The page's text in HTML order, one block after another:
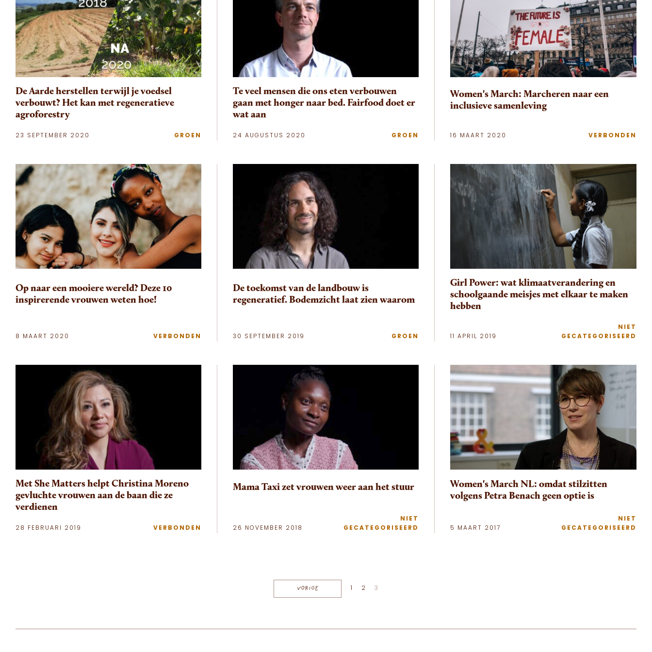
De Aarde herstellen terwijl je voedsel
verbouwt? Het kan met regeneratieve
agroforestry
23 SEPTEMBER 2020 GROEN
Te veel mensen die ons eten verbouwen
gaan met honger naar bed. Fairfood doet er
wat aan
24 AUGUSTUS 2020 GROEN
Women's March: Marcheren naar een
inclusieve samenleving
16 MAART 2020 VERBONDEN
Op naar een mooiere wereld? Deze 10
inspirerende vrouwen weten hoe!
8 MAART 2020 VERBONDEN
De toekomst van de landbouw is
regeneratief. Bodemzicht laat zien waarom
30 SEPTEMBER 2019 GROEN
Girl Power: wat klimaatverandering en
schoolgaande meisjes met elkaar te maken
hebben
11 APRIL 2019
NIET
GECATEGORISEERD
Met She Matters helpt Christina Moreno
gevluchte vrouwen aan de baan die ze
verdienen
28 FEBRUARI 2019 VERBONDEN
Mama Taxi zet vrouwen weer aan het stuur
26 NOVEMBER 2018
NIET
GECATEGORISEERD
Women's March NL: omdat stilzitten
volgens Petra Benach geen optie is
5 MAART 2017
NIET
GECATEGORISEERD
Berichten paginering
VORIGE 2 3